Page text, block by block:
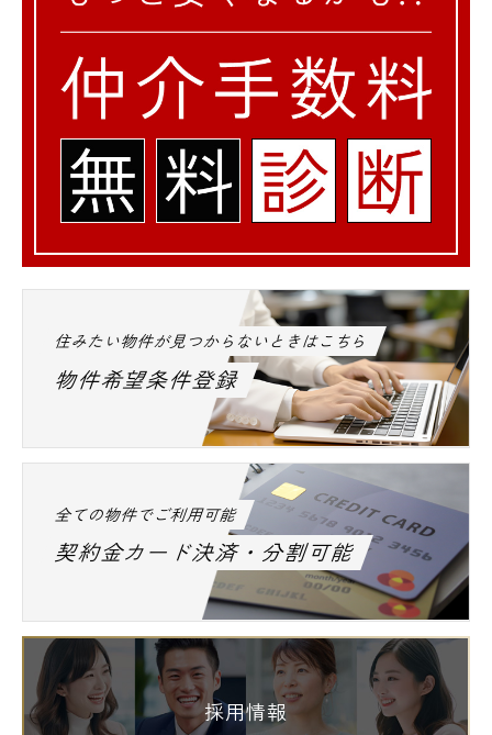
住みたい物件が見つからないときはこちら
物件希望条件登録
全ての物件でご利用可能
契約金カード決済・分割可能
採用情報